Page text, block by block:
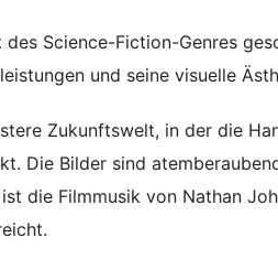
des Science-Fiction-Genres
und seine visuelle
Zukunftswelt, in der die
Die Bilder sind
die Filmmusik von Nathan